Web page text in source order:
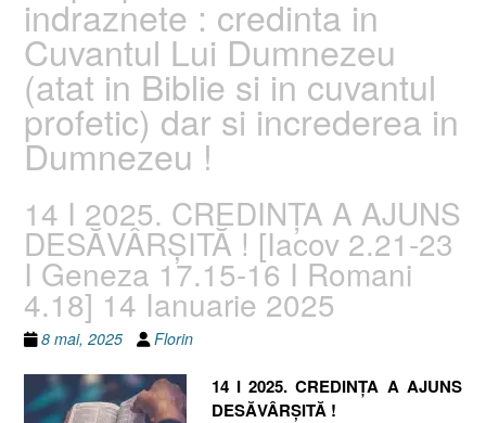
indraznete : credinta in
Cuvantul Lui Dumnezeu
(atat in Biblie si in cuvantul
profetic) dar si increderea in
Dumnezeu !
14 I 2025. CREDINȚA A AJUNS
DESĂVÂRȘITĂ ! [Iacov 2.21-23
I Geneza 17.15-16 I Romani
4.18] 14 Ianuarie 2025
8 mai, 2025 Florin
14 I 2025. CREDINȚA A AJUNS
DESĂVÂRȘITĂ !